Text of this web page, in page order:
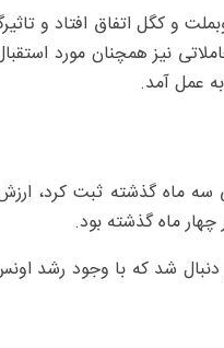
و کگل اتفاق افتاد و
نیز همچنان مورد استقبال
عمل آمد.
سه ماه گذشته ثبت کرد،
شد که با وجود رشد